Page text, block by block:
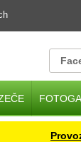
Provoz